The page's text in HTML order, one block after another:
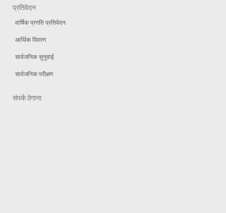
प्रतिवेदन
वार्षिक प्रगति प्रतिवेदन
आर्थिक विवरण
सार्वजनिक सुनुवाई
सार्वजनिक परीक्षण
संपर्क ठेगाना